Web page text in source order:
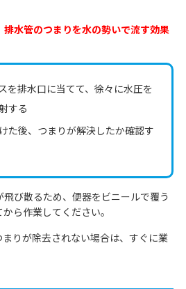
排水管のつまりを水の勢いで流す効果
を排水口に当てて、徐々に水圧を
する
た後、つまりが解決したか確認す
び散るため、便器をビニールで覆う
ら作業してください。
りが除去されない場合は、すぐに業